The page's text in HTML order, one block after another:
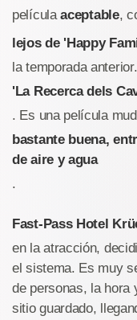
películaaceptable,
lejos de 'Happy
la temporada
'La Recerca dels
. Es una película
bastante buena,
de aire y agua
.
Fast-Pass Hotel
en la atracción,
el sistema. Es muy
de personas, la hora
sitio guardado,